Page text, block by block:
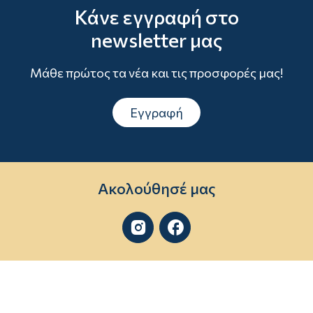
Κάνε εγγραφή στο
newsletter μας
Μάθε πρώτος τα νέα και τις προσφορές μας!
Εγγραφή
Ακολούθησέ μας
 